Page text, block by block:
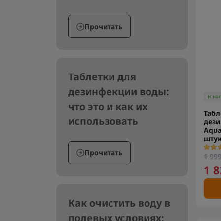
Прочитать
Таблетки для
дезинфекции воды:
что это и как их
использовать
Прочитать
Как очистить воду в
полевых условиях:
В
1
1